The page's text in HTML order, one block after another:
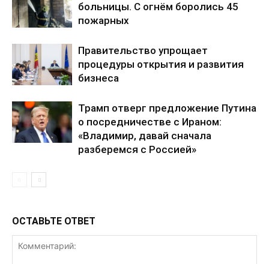
больницы. С огнём боролись 45
пожарных
Правительство упрощает
процедуры открытия и развития
бизнеса
Трамп отверг предложение Путина
о посредничестве с Ираном:
«Владимир, давай сначала
разберемся с Россией»
ОСТАВЬТЕ ОТВЕТ